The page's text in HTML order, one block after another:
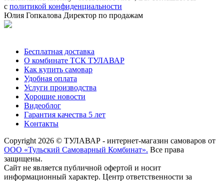
с политикой конфиденциальности
Юлия Гопкалова Директор по продажам
Бесплатная доставка
О комбинате ТСК ТУЛАВАР
Как купить самовар
Удобная оплата
Услуги производства
Хорошие новости
Видеоблог
Гарантия качества 5 лет
Kонтакты
Copyright 2026 © ТУЛАВАР - интернет-магазин самоваров от
ООО «Тульский Самоварный Комбинат». Все права
защищены.
Сайт не является публичной офертой и носит
информационный характер. Центр ответственности за